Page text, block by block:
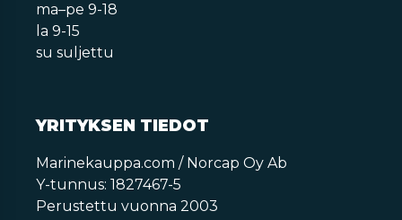
ma–pe 9-18
la 9-15
su suljettu
YRITYKSEN TIEDOT
Marinekauppa.com / Norcap Oy Ab
Y-tunnus: 1827467-5
Perustettu vuonna 2003